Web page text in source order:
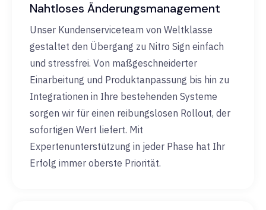
Nahtloses Änderungsmanagement
Unser Kundenserviceteam von Weltklasse
gestaltet den Übergang zu Nitro Sign einfach
und stressfrei. Von maßgeschneiderter
Einarbeitung und Produktanpassung bis hin zu
Integrationen in Ihre bestehenden Systeme
sorgen wir für einen reibungslosen Rollout, der
sofortigen Wert liefert. Mit
Expertenunterstützung in jeder Phase hat Ihr
Erfolg immer oberste Priorität.